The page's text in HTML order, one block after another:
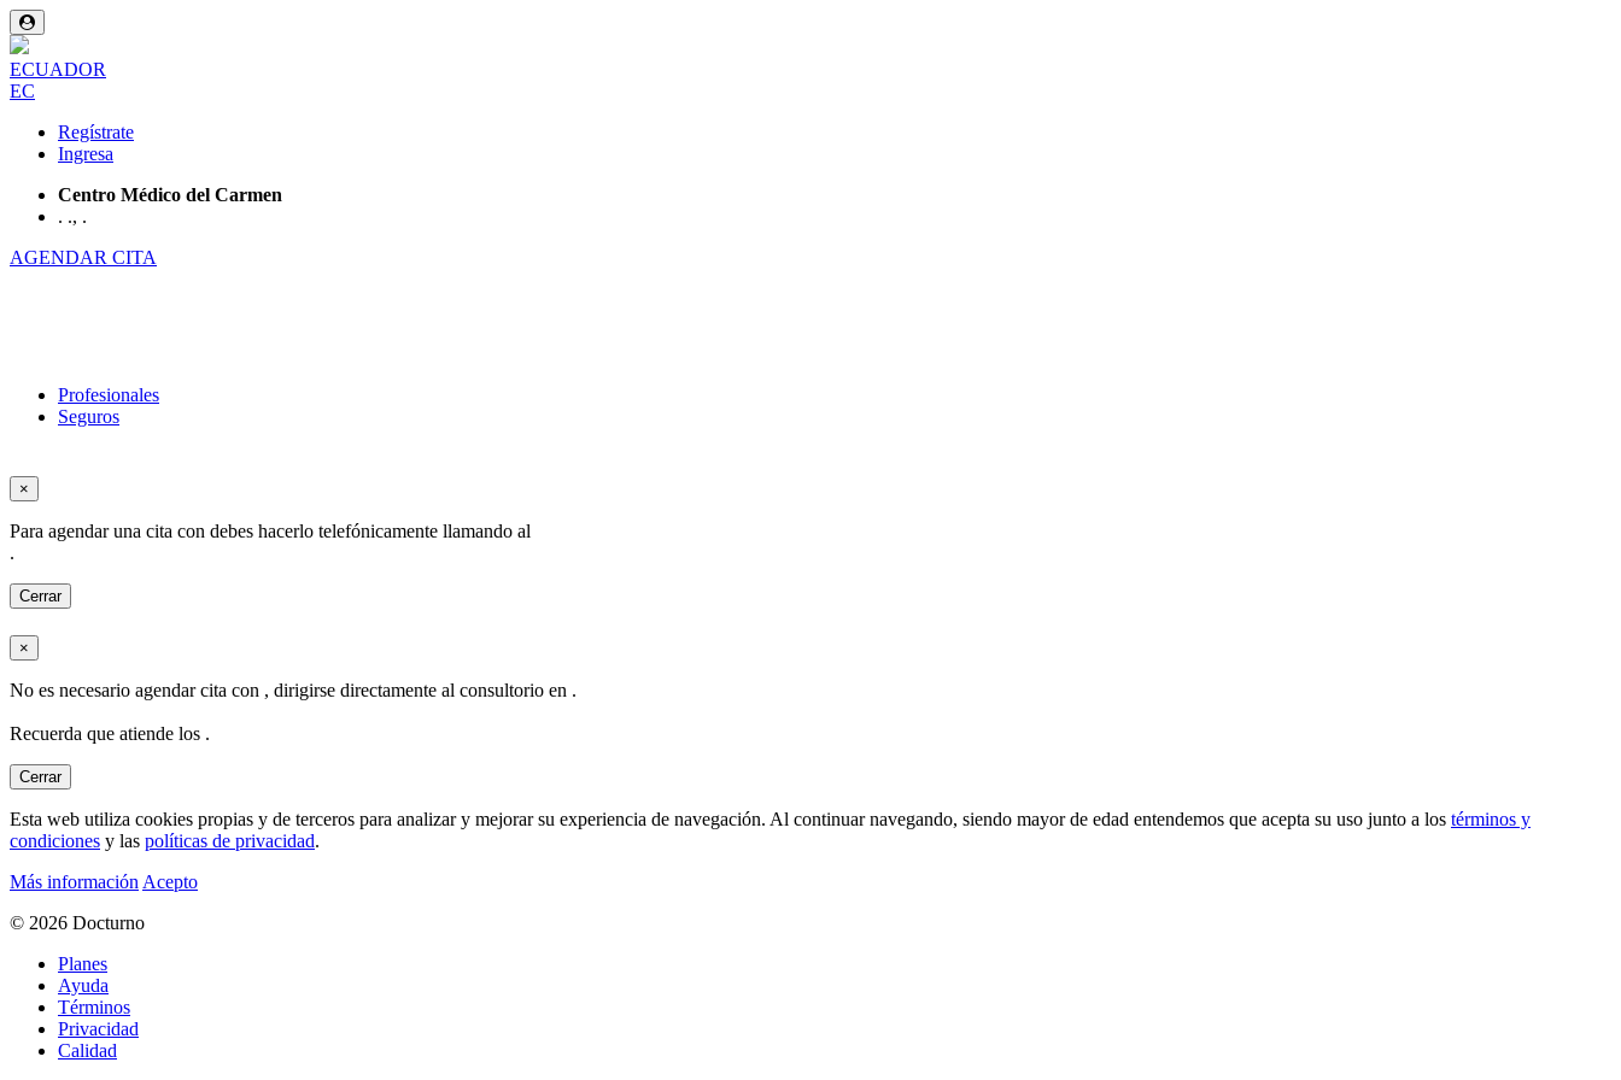
ECUADOR
EC
Regístrate
Ingresa
Centro Médico del Carmen
. ., .
AGENDAR CITA
Profesionales
Seguros
×
Para agendar una cita con debes hacerlo telefónicamente llamando al
.
Cerrar
×
No es necesario agendar cita con , dirigirse directamente al consultorio en .
Recuerda que atiende los .
Cerrar
Esta web utiliza cookies propias y de terceros para analizar y mejorar su experiencia de navegación. Al continuar navegando, siendo mayor de edad entendemos que acepta su uso junto a los términos y
condiciones y las políticas de privacidad.
Más información Acepto
© 2026 Docturno
Planes
Ayuda
Términos
Privacidad
Calidad